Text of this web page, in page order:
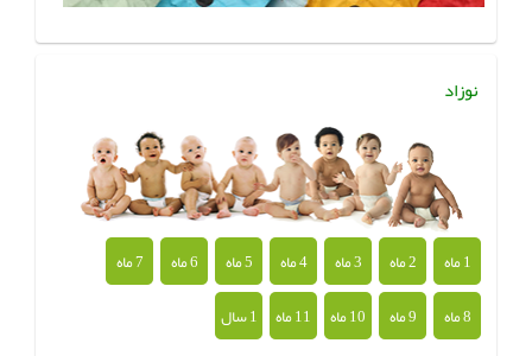
نوزاد
1 ماه 2 ماه 3 ماه 4 ماه 5 ماه 6 ماه
7 ماه
8 ماه
9 ماه 10 ماه 11 ماه 1 سال